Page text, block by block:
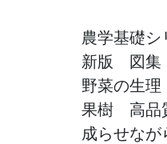
農学基礎
新版 図集
野菜の生
果樹 高品
成らせな